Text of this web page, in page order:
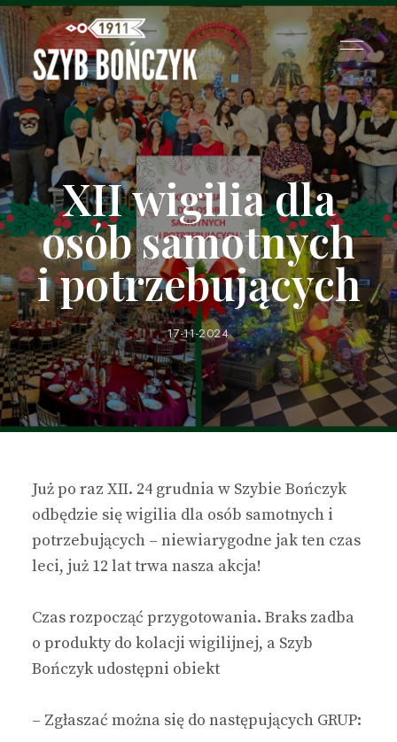
XII wigilia dla
osób samotnych
i potrzebujących
17-11-2024
Już po raz XII. 24 grudnia w Szybie Bończyk
odbędzie się wigilia dla osób samotnych i
potrzebujących – niewiarygodne jak ten czas
leci, już 12 lat trwa nasza akcja!
Czas rozpocząć przygotowania. Braks zadba
o produkty do kolacji wigilijnej, a Szyb
Bończyk udostępni obiekt
– Zgłaszać można się do następujących GRUP: